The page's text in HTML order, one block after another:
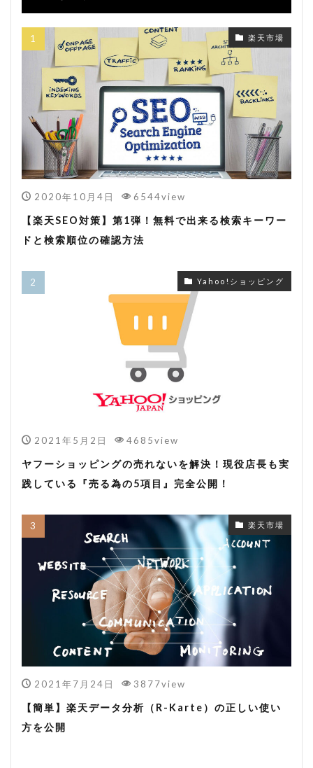
楽天市場
2020年10月4日 6544view
【楽天SEO対策】第1弾！無料で出来る検索キーワー
ドと検索順位の確認方法
Yahoo!ショッピング
2021年5月2日 4685view
ヤフーショッピングの売れないを解決！現役店長も実
践している『売る為の5項目』完全公開！
楽天市場
2021年7月24日 3877view
【簡単】楽天データ分析（R-Karte）の正しい使い
方を公開